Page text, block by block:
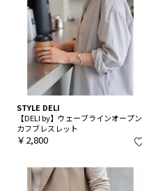
STYLE DELI
【DELI by】ウェーブラインオープン
カフブレスレット
￥2,800